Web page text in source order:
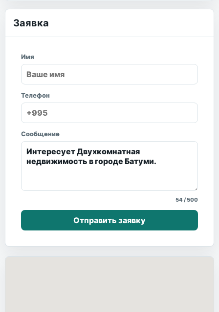
Заявка
Имя
Телефон
Сообщение
54 /500
Отправить заявку